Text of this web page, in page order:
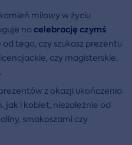
milowy w życiu
na celebrację czymś
od tego, czy szukasz prezentu
czy magisterskie,
z okazji ukończenia
jak i kobiet, niezależnie od
smakoszami czy